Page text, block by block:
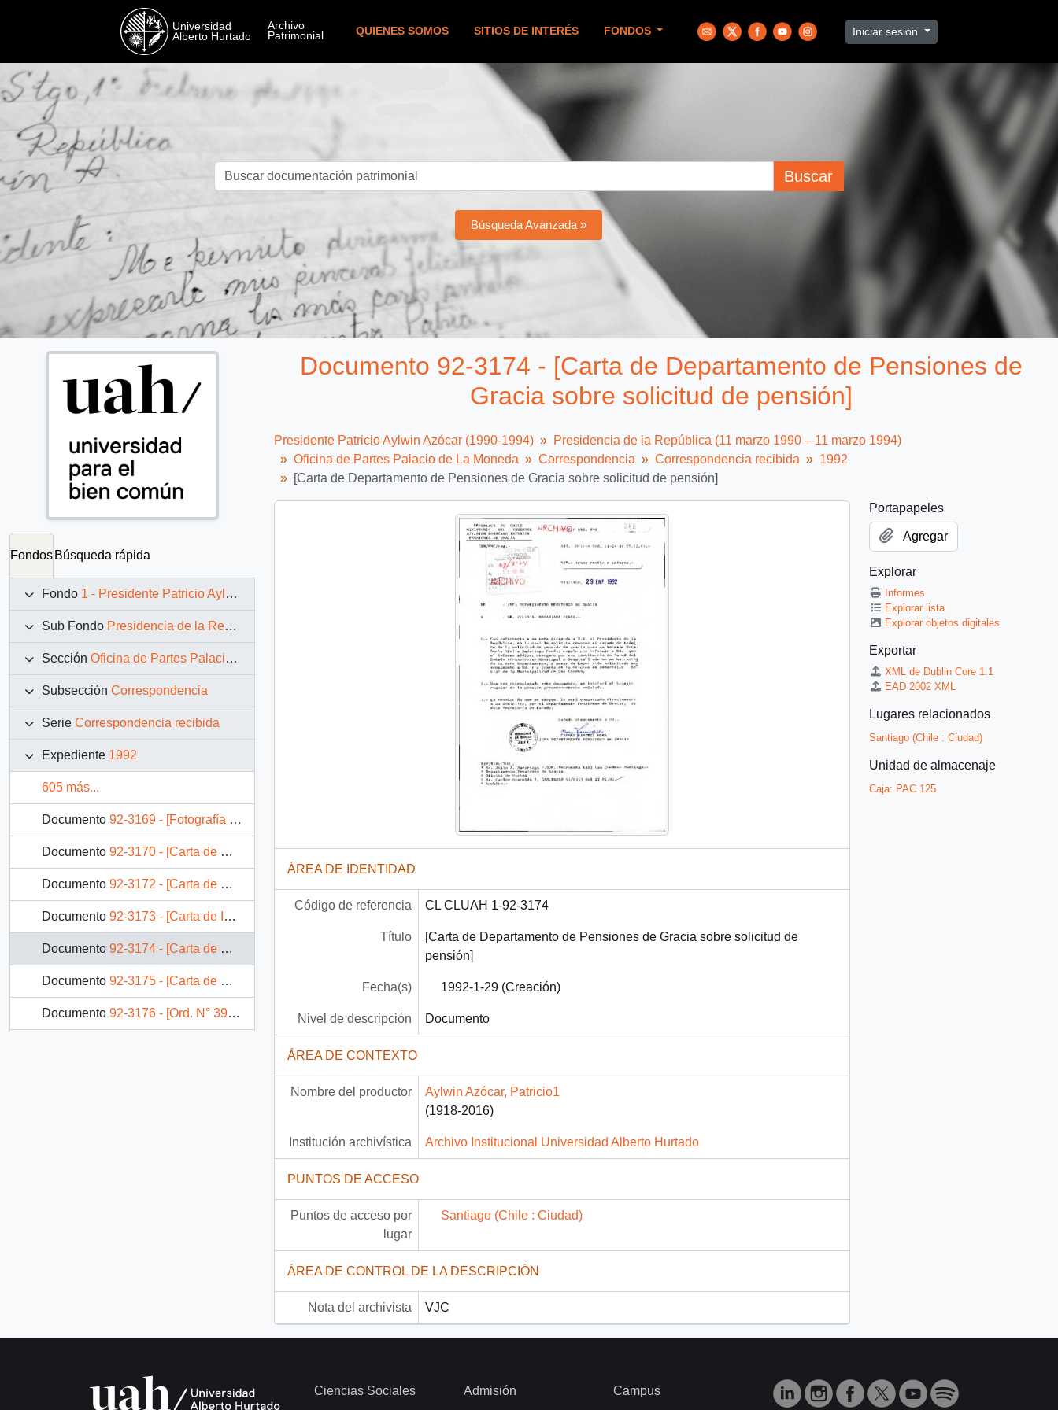
QUIENES SOMOS SITIOS DE INTERÉS FONDOS Iniciar sesión
Buscar
Búsqueda Avanzada »
Fondos Búsqueda rápida
Fondo 1 - Presidente Patricio Aylwin Azócar (1990-1994)
Sub Fondo Presidencia de la República (11 marzo 1990 – 11 marzo 1994)
Sección Oficina de Partes Palacio de La Moneda
Subsección Correspondencia
Serie Correspondencia recibida
Expediente 1992
605 más...
Documento 92-3169 - [Fotografía semanas musicales frutillar]
Documento 92-3170 - [Carta de Directora de La Ligues des Droits dirigida a Presidencia]
Documento 92-3172 - [Carta de Wild Campaign dirigida a Presidencia]
Documento 92-3173 - [Carta de Intendente del Maule sobre solicitud de ayuda social]
Documento 92-3174 - [Carta de Departamento de Pensiones de Gracia sobre solicitud de pensión]
Documento 92-3175 - [Carta de Departamento de Pensión de Gracia]
Documento 92-3176 - [Ord. N° 392 de Subsecretario de Justicia]
Documento 92-3174 - [Carta de Departamento de Pensiones de
Gracia sobre solicitud de pensión]
Presidente Patricio Aylwin Azócar (1990-1994)
Presidencia de la República (11 marzo 1990 – 11 marzo 1994)
Oficina de Partes Palacio de La Moneda
Correspondencia Correspondencia recibida
1992
[Carta de Departamento de Pensiones de Gracia sobre solicitud de pensión]
ÁREA DE IDENTIDAD
Código de referencia CL CLUAH 1-92-3174
Título
[Carta de Departamento de Pensiones de Gracia sobre solicitud de
pensión]
Fecha(s) 1992-1-29 (Creación)
Nivel de descripción Documento
ÁREA DE CONTEXTO
Nombre del productor
Aylwin Azócar, Patricio1
(1918-2016)
Institución archivística Archivo Institucional Universidad Alberto Hurtado
PUNTOS DE ACCESO
Puntos de acceso por
lugar
Santiago (Chile : Ciudad)
ÁREA DE CONTROL DE LA DESCRIPCIÓN
Nota del archivista VJC
Portapapeles
Agregar
Explorar
Informes
Explorar lista
Explorar objetos digitales
Exportar
XML de Dublin Core 1.1
EAD 2002 XML
Lugares relacionados
Santiago (Chile : Ciudad)
Unidad de almacenaje
Caja: PAC 125
Ciencias Sociales Admisión Campus